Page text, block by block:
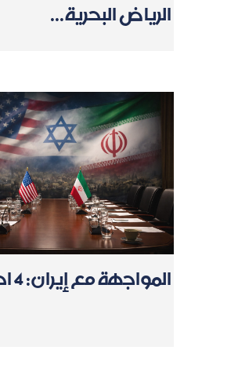
الرياض البحرية...
المواجهة مع إيران: 4 احتمالات